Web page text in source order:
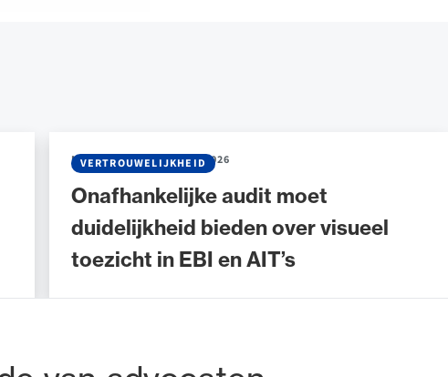
Onafhankelijke audit moet
duidelijkheid bieden over visueel
toezicht in EBI en AIT’s
VERTROUWELIJKHEID
NIEUWS• 04 FEBRUARI 2026